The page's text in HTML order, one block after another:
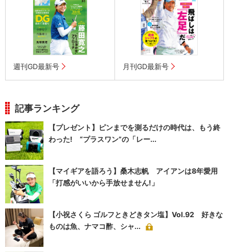
週刊GD最新号 月刊GD最新号
記事ランキング
【プレゼント】ピンまでを測るだけの時代は、もう終
わった! “プラスワン”の「レー...
【マイギアを語ろう】桑木志帆 アイアンは8年愛用
「打感がいいから手放せません!」
【小祝さくら ゴルフときどきタン塩】Vol.92 好きな
ものは魚、ナマコ酢、シャ...